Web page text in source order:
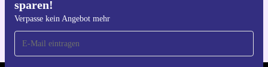
sparen!
Verpasse kein Angebot mehr